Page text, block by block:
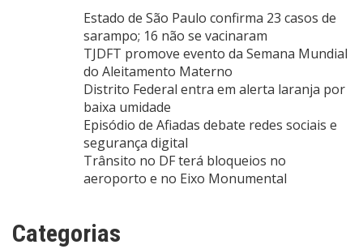
Estado de São Paulo confirma 23 casos de
sarampo; 16 não se vacinaram
TJDFT promove evento da Semana Mundial
do Aleitamento Materno
Distrito Federal entra em alerta laranja por
baixa umidade
Episódio de Afiadas debate redes sociais e
segurança digital
Trânsito no DF terá bloqueios no
aeroporto e no Eixo Monumental
Categorias